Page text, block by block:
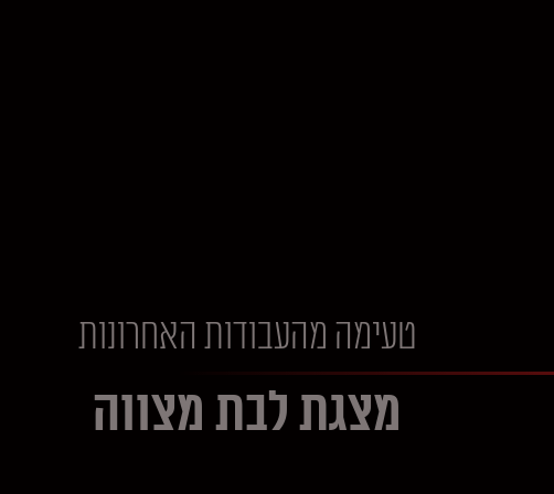
טעימה מהעבודות האחרונות
מצגת לבת מצווה